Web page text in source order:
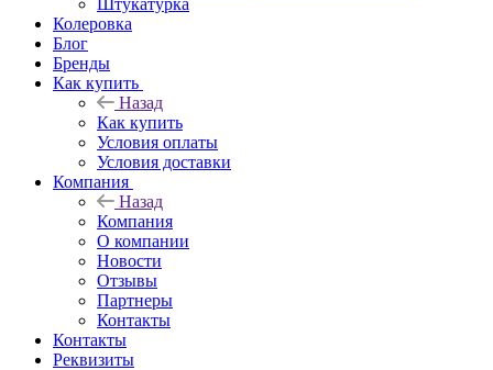
Штукатурка
Колеровка
Блог
Бренды
Как купить
Назад
Как купить
Условия оплаты
Условия доставки
Компания
Назад
Компания
О компании
Новости
Отзывы
Партнеры
Контакты
Контакты
Реквизиты